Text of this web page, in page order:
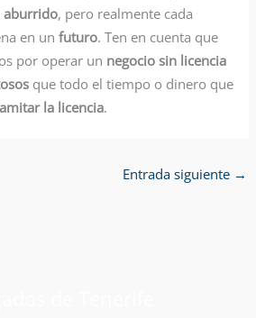
aburrido, pero realmente cada
en unfuturo. Ten en cuenta que
por operar un negocio sin licencia
que todo el tiempo o dinero que
la licencia.
Entrada siguiente →